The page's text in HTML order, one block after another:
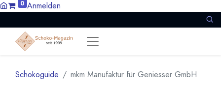
0 Anmelden
Schokoguide mkm Manufaktur für Geniesser GmbH